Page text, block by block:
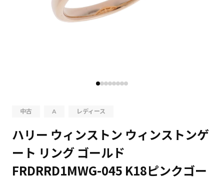
中古 A レディース
ハリー ウィンストン ウィンストンゲ
ート リング ゴールド
FRDRRD1MWG-045 K18ピンクゴー